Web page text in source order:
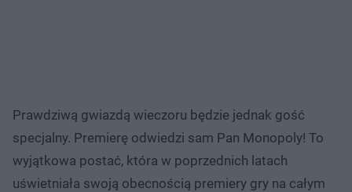
Prawdziwą gwiazdą wieczoru będzie jednak gość
specjalny. Premierę odwiedzi sam Pan Monopoly! To
wyjątkowa postać, która w poprzednich latach
uświetniała swoją obecnością premiery gry na całym